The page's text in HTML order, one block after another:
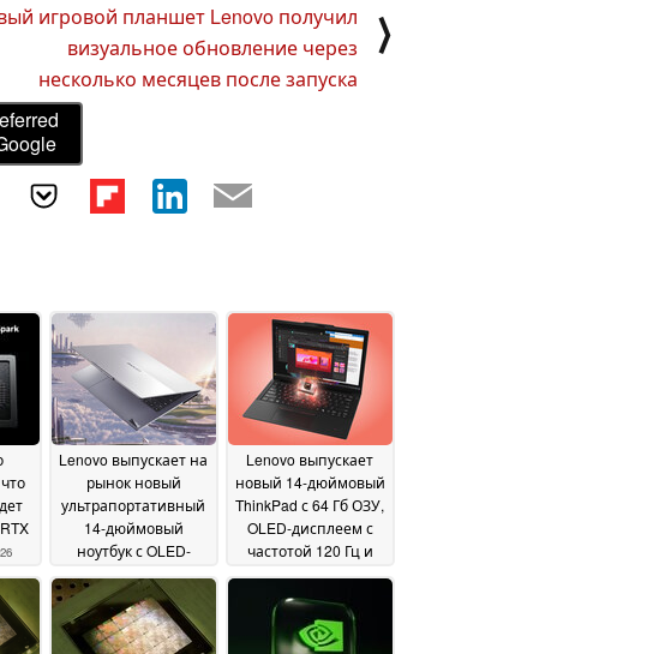
игровой планшет Lenovo получил
визуальное обновление через
несколько месяцев после запуска
⟩
Lenovo выпускает на
рынок новый
ультрапортативный
14-дюймовый
ноутбук с OLED-
разрешением 1 100
нит и двумя слотами
SSD01 June 2026
Lenovo выпускает
новый 14-дюймовый
ThinkPad с 64 Гб ОЗУ,
OLED-дисплеем с
частотой 120 Гц и
01 June 2026